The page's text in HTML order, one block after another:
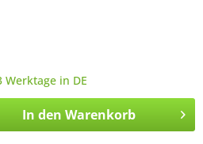
Werktage in DE
In den Warenkorb